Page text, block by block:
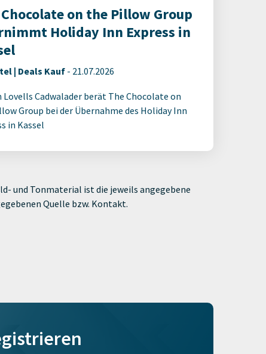
on the Pillow Group
Holiday Inn Express in
| Deals Kauf - 21.07.2026
Lovells Cadwalader berät The Chocolate on
Group bei der Übernahme des Holiday Inn
in Kassel
und Tonmaterial ist die jeweils angegebene
Quelle bzw. Kontakt.